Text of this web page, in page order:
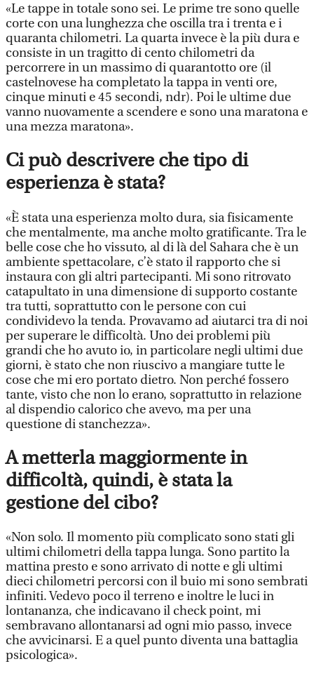
«Le tappe in totale sono sei. Le prime tre sono quelle
corte con una lunghezza che oscilla tra i trenta e i
quaranta chilometri. La quarta invece è la più dura e
consiste in un tragitto di cento chilometri da
percorrere in un massimo di quarantotto ore (il
castelnovese ha completato la tappa in venti ore,
cinque minuti e 45 secondi, ndr). Poi le ultime due
vanno nuovamente a scendere e sono una maratona e
una mezza maratona».
Ci può descrivere che tipo di
esperienza è stata?
«È stata una esperienza molto dura, sia fisicamente
che mentalmente, ma anche molto gratificante. Tra le
belle cose che ho vissuto, al di là del Sahara che è un
ambiente spettacolare, c’è stato il rapporto che si
instaura con gli altri partecipanti. Mi sono ritrovato
catapultato in una dimensione di supporto costante
tra tutti, soprattutto con le persone con cui
condividevo la tenda. Provavamo ad aiutarci tra di noi
per superare le difficoltà. Uno dei problemi più
grandi che ho avuto io, in particolare negli ultimi due
giorni, è stato che non riuscivo a mangiare tutte le
cose che mi ero portato dietro. Non perché fossero
tante, visto che non lo erano, soprattutto in relazione
al dispendio calorico che avevo, ma per una
questione di stanchezza».
A metterla maggiormente in
difficoltà, quindi, è stata la
gestione del cibo?
«Non solo. Il momento più complicato sono stati gli
ultimi chilometri della tappa lunga. Sono partito la
mattina presto e sono arrivato di notte e gli ultimi
dieci chilometri percorsi con il buio mi sono sembrati
infiniti. Vedevo poco il terreno e inoltre le luci in
lontananza, che indicavano il check point, mi
sembravano allontanarsi ad ogni mio passo, invece
che avvicinarsi. E a quel punto diventa una battaglia
psicologica».